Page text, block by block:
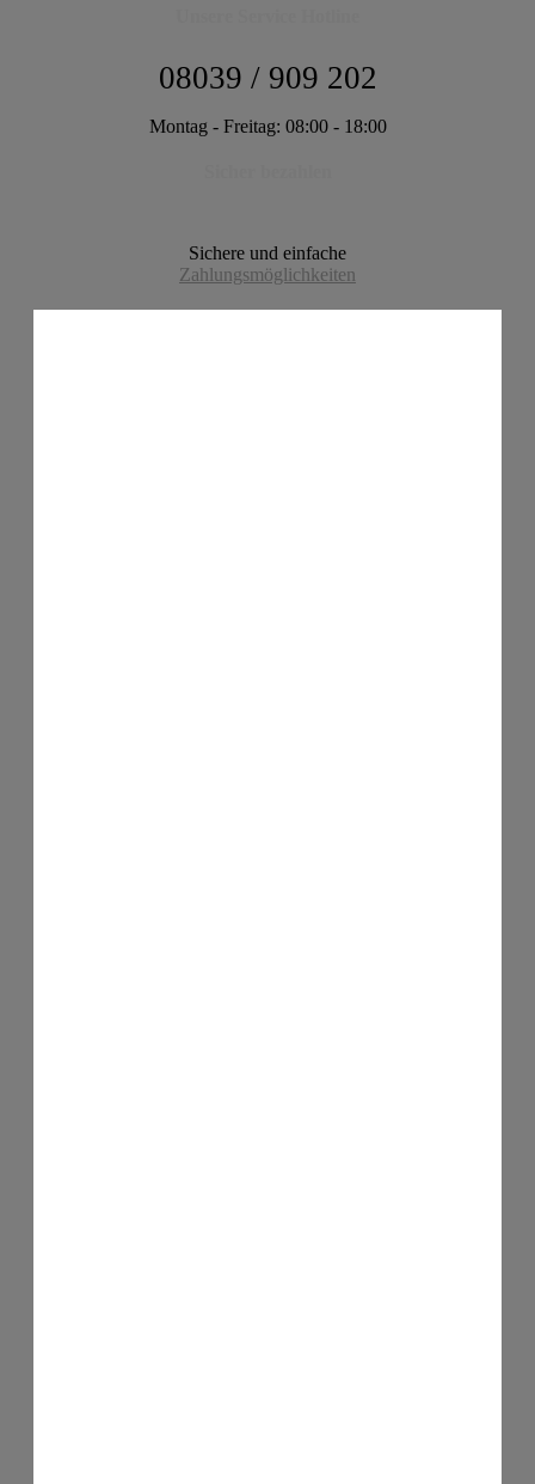
08039 / 909 202
Montag - Freitag: 08:00 - 18:00
Sichere und einfache
Zahlungsmöglichkeiten